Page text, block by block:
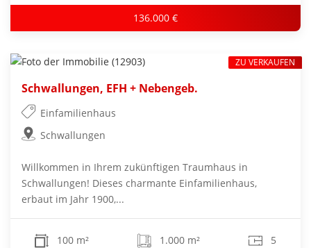
136.000 €
Schwallungen, EFH + Nebengeb.
Einfamilienhaus
Schwallungen
Willkommen in Ihrem zukünftigen Traumhaus in
Schwallungen! Dieses charmante Einfamilienhaus,
erbaut im Jahr 1900,...
100 m² 1.000 m² 5
ZU VERKAUFEN